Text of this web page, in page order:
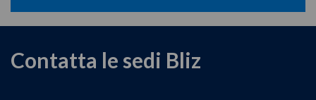
Contatta le sedi Bliz